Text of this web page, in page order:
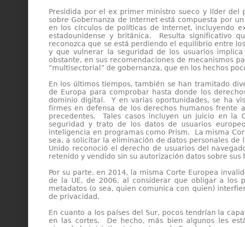
Presidida por el ex primer ministro sueco y líder del
sobre Gobernanza de Internet está compuesta por
en los círculos de políticas de Internet, incluyendo
estadounidense y británica. Resulta significativo
reconozca que se está perdiendo el equilibrio entre
y que vulnerar la seguridad de los usuarios
obstante, en sus recomendaciones de mecanismos
“multisectorial” de gobernanza, que en los hechos
En los últimos tiempos, también se han tramitado
de Europa para comprobar hasta donde los
dominio digital. Y en varias oportunidades, se ha
firmes en defensa de los derechos humanos frente
precedentes. Tales casos incluyen un juicio en la
seguridad y trato de los datos de usuarios
inteligencia en programas como Prism. La misma
sea, a solicitar la eliminación de datos personales
Unido reconoció el derecho de usuarios del
retenido y vendido sin su autorización datos sobre
Por su parte, en 2014, la misma Corte Europea
de la UE, de 2006, al considerar que obligar a los
metadatos (o sea, quien comunica con quien)
de privacidad.
En cuanto a los países del Sur, pocos tendrían la
en las cortes. De hecho, más bien algunos les